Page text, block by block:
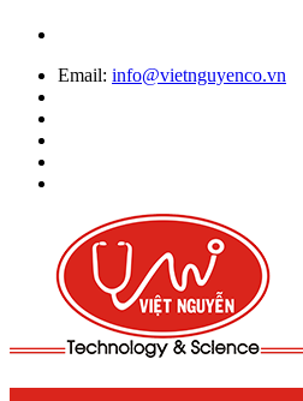
Email: info@vietnguyenco.vn